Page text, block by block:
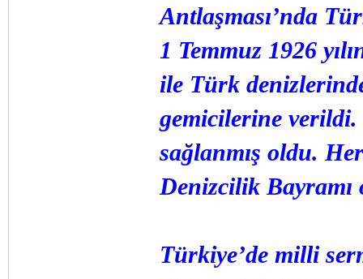
Antlaşması’nda
1 Temmuz 1926
ile Türk
gemicilerine verildi.
sağlanmış oldu.
Denizcilik Bayramı
Türkiye’de milli